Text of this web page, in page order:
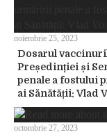
Dosarul
Președinției și
penale a fostului
ai Sănătății: Vlad
noiembrie 25, 2023
octombrie 27, 2023